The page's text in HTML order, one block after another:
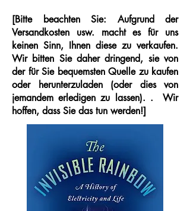
[Bitte beachten Sie: Aufgrund der
Versandkosten usw. macht es für uns
keinen Sinn, Ihnen diese zu verkaufen.
Wir bitten Sie daher dringend, sie von
der für Sie bequemsten Quelle zu kaufen
oder herunterzuladen (oder dies von
jemandem erledigen zu lassen). . Wir
hoffen, dass Sie das tun werden!]